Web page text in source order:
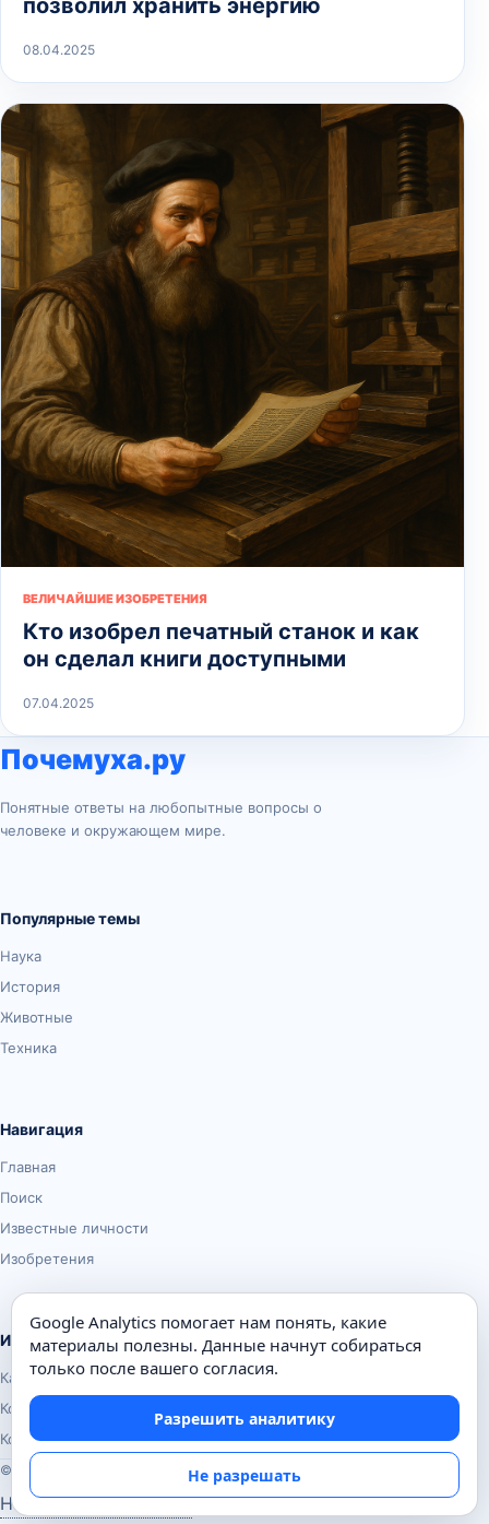
позволил хранить энергию
08.04.2025
ВЕЛИЧАЙШИЕ ИЗОБРЕТЕНИЯ
Кто изобрел печатный станок и как
он сделал книги доступными
07.04.2025
Почемуха.ру
Понятные ответы на любопытные вопросы о
человеке и окружающем мире.
Популярные темы
Наука
История
Животные
Техника
Навигация
Главная
Поиск
Известные личности
Изобретения
Информация
Карта сайта
Контакты
Конфиденциальность
© Почемуха.ру, 2010–2026
Настройки аналитики
Google Analytics помогает нам понять, какие
материалы полезны. Данные начнут собираться
только после вашего согласия.
Разрешить аналитику
Не разрешать